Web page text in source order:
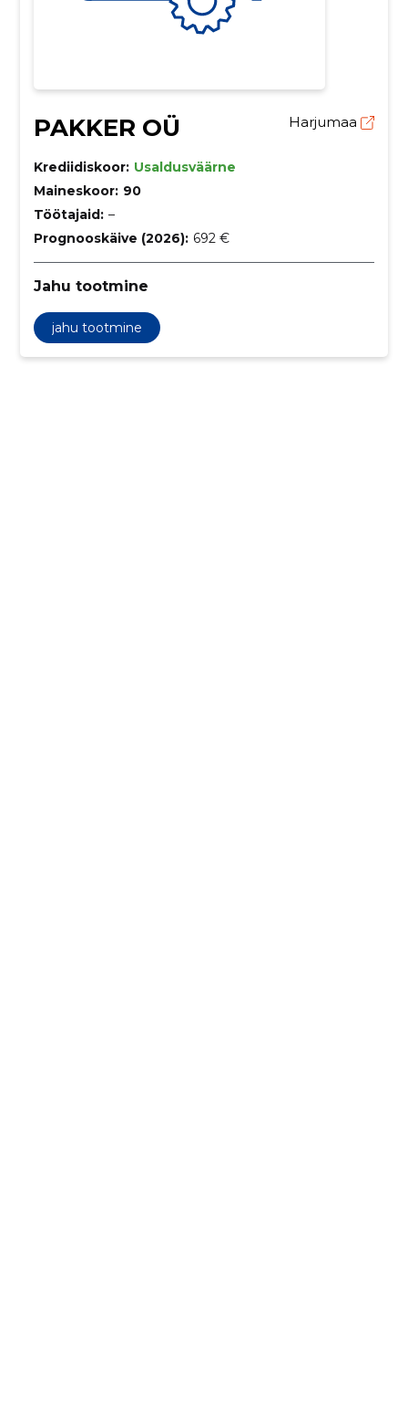
PAKKER OÜ Harjumaa
Krediidiskoor: Usaldusväärne
Maineskoor: 90
Töötajaid: –
Prognooskäive (2026): 692 €
Jahu tootmine
jahu tootmine